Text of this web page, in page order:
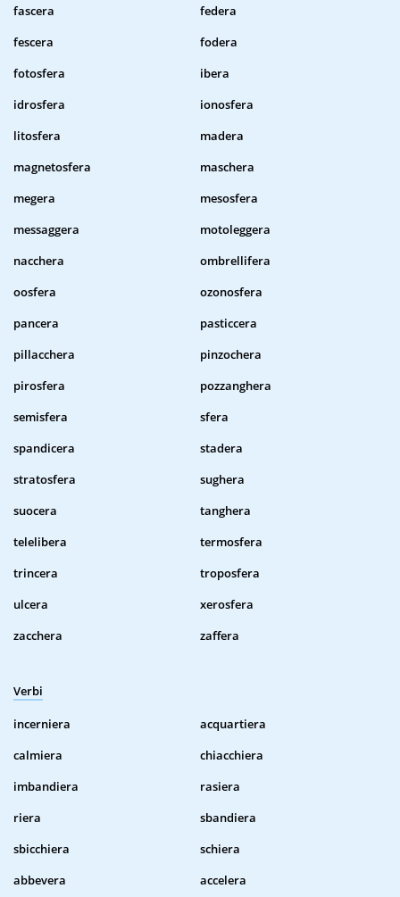
fascera
federa
fescera
fodera
fotosfera
ibera
idrosfera
ionosfera
litosfera
madera
magnetosfera
maschera
megera
mesosfera
messaggera
motoleggera
nacchera
ombrellifera
oosfera
ozonosfera
pancera
pasticcera
pillacchera
pinzochera
pirosfera
pozzanghera
semisfera
sfera
spandicera
stadera
stratosfera
sughera
suocera
tanghera
telelibera
termosfera
trincera
troposfera
ulcera
xerosfera
zacchera
zaffera
Verbi
incerniera
acquartiera
calmiera
chiacchiera
imbandiera
rasiera
riera
sbandiera
sbicchiera
schiera
abbevera
accelera